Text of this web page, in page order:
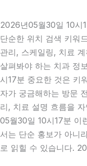
2026년05월30일 10시
단순한 위치 검색 키워
관리, 스케일링, 치료
살펴봐야 하는 치과 정
시17분 중요한 것은 키
자가 궁금해하는 방문
리, 치료 설명 흐름을
05월30일 10시17분 이
서는 단순 홍보가 아니
로 읽힐 수 있습니다.